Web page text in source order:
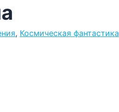
, Космическая фантастика